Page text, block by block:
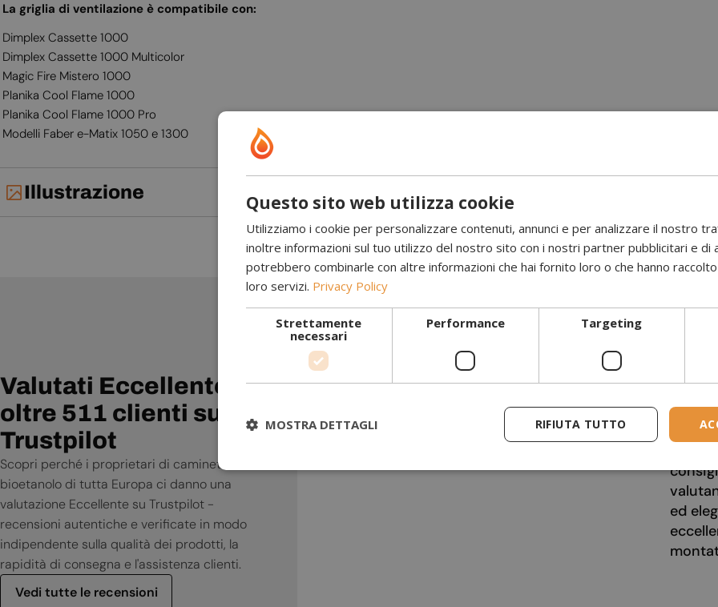
La griglia di ventilazione è compatibile con:
Dimplex Cassette 1000
Dimplex Cassette 1000 Multicolor
Magic Fire Mistero 1000
Planika Cool Flame 1000
Planika Cool Flame 1000 Pro
Modelli Faber e-Matix 1050 e 1300
Illustrazione
Valutati Eccellente da
oltre 511 clienti su
Trustpilot
Scopri perché i proprietari di caminetti a
bioetanolo di tutta Europa ci danno una
valutazione Eccellente su Trustpilot -
recensioni autentiche e verificate in modo
indipendente sulla qualità dei prodotti, la
rapidità di consegna e l'assistenza clienti.
Vedi tutte le recensioni
Ottimo servizio e prodotti a prezzi molto
ragionevoli, lo consiglio vivamente.
Ho
Ha
e ha
ed
Questo sito web utilizza cookie
Utilizziamo i cookie per personalizzare contenuti, annunci e per analizzare il nostro
inoltre informazioni sul tuo utilizzo del nostro sito con i nostri partner pubblicitari e di
potrebbero combinarle con altre informazioni che hai fornito loro o che hanno
loro servizi. Privacy Policy
Strettamente
necessari
Performance Targeting
RIFIUTA TUTTO
MOSTRA DETTAGLI